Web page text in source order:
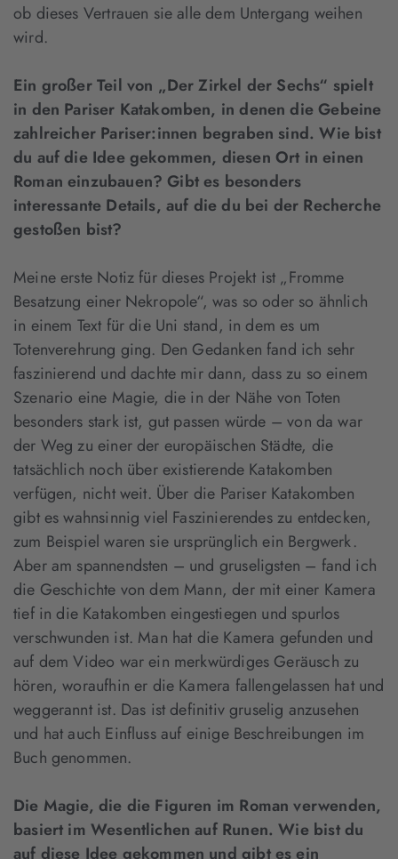
ob dieses Vertrauen sie alle dem Untergang weihen
wird.
Ein großer Teil von „Der Zirkel der Sechs“ spielt
in den Pariser Katakomben, in denen die Gebeine
zahlreicher Pariser:innen begraben sind. Wie bist
du auf die Idee gekommen, diesen Ort in einen
Roman einzubauen? Gibt es besonders
interessante Details, auf die du bei der Recherche
gestoßen bist?
Meine erste Notiz für dieses Projekt ist „Fromme
Besatzung einer Nekropole“, was so oder so ähnlich
in einem Text für die Uni stand, in dem es um
Totenverehrung ging. Den Gedanken fand ich sehr
faszinierend und dachte mir dann, dass zu so einem
Szenario eine Magie, die in der Nähe von Toten
besonders stark ist, gut passen würde – von da war
der Weg zu einer der europäischen Städte, die
tatsächlich noch über existierende Katakomben
verfügen, nicht weit. Über die Pariser Katakomben
gibt es wahnsinnig viel Faszinierendes zu entdecken,
zum Beispiel waren sie ursprünglich ein Bergwerk.
Aber am spannendsten – und gruseligsten – fand ich
die Geschichte von dem Mann, der mit einer Kamera
tief in die Katakomben eingestiegen und spurlos
verschwunden ist. Man hat die Kamera gefunden und
auf dem Video war ein merkwürdiges Geräusch zu
hören, woraufhin er die Kamera fallengelassen hat und
weggerannt ist. Das ist definitiv gruselig anzusehen
und hat auch Einfluss auf einige Beschreibungen im
Buch genommen.
Die Magie, die die Figuren im Roman verwenden,
basiert im Wesentlichen auf Runen. Wie bist du
auf diese Idee gekommen und gibt es ein